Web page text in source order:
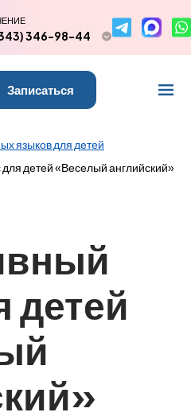
346-98-44
Записаться
языков для детей
детей «Веселый английский»
детей